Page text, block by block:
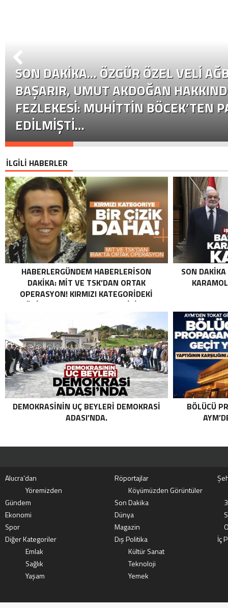
SON DAKİKA… ÖZGÜR ÖZEL VELI
BAŞARIR, UMUT AKDOĞAN
FEZLEKESI: MUHITTIN BÖCEK’TEN
EDILMIŞTI…
İLGİLİ HABERLER
HABERLERGÜNDEM HABERLERISON
DAKIKA: MİT VE TSK’DAN ORTAK
OPERASYON! KIRMIZI KATEGORIDEKI
TERÖRIST NAZLI TAŞPINAR ETKISIZ HALE
ORTAK OPERASYON! KIRMIZI
KATEGORIDEKI TERÖRIST NAZLI
TAŞPINAR ETKISIZ HALE GETIRILDI .
SON
DEMOKRASININ UÇ BEYLERI DEMOKRASI
ADASI’NDA.
BÖLÜCÜ
Alucra’dan Röportajlar
Yöremizden
Köyümüzden Görüntüler
Gündem
Son Dakika
Ekonomi
Dünya
Spor
Magazin
Diğer Kategoriler
Dış Politika
İç
Emlak
Kültür Sanat
Sağlık
Teknoloji
Yaşam
Yemek